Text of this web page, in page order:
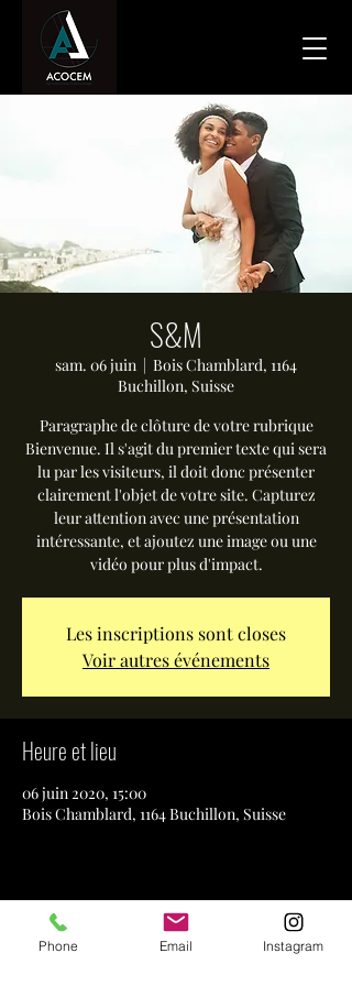
S&M
sam. 06 juin
  |
Bois Chamblard, 1164
Buchillon, Suisse
Paragraphe de clôture de votre rubrique
Bienvenue. Il s'agit du premier texte qui sera
lu par les visiteurs, il doit donc présenter
clairement l'objet de votre site. Capturez
leur attention avec une présentation
intéressante, et ajoutez une image ou une
vidéo pour plus d'impact.
Les inscriptions sont closes
Voir autres événements
Heure et lieu
06 juin 2020, 15:00
Bois Chamblard, 1164 Buchillon, Suisse
Partager cet événement
Phone Email Instagram